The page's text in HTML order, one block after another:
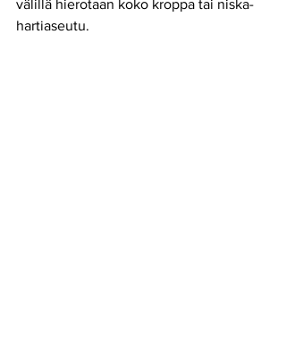
välillä hierotaan koko kroppa tai niska-
hartiaseutu.